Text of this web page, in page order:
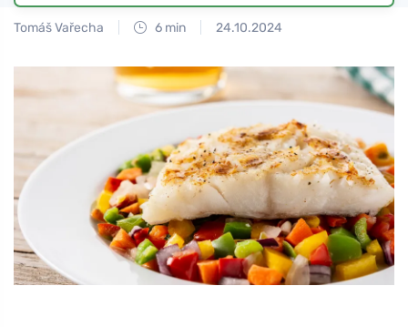
Tomáš Vařecha 6 min 24.10.2024